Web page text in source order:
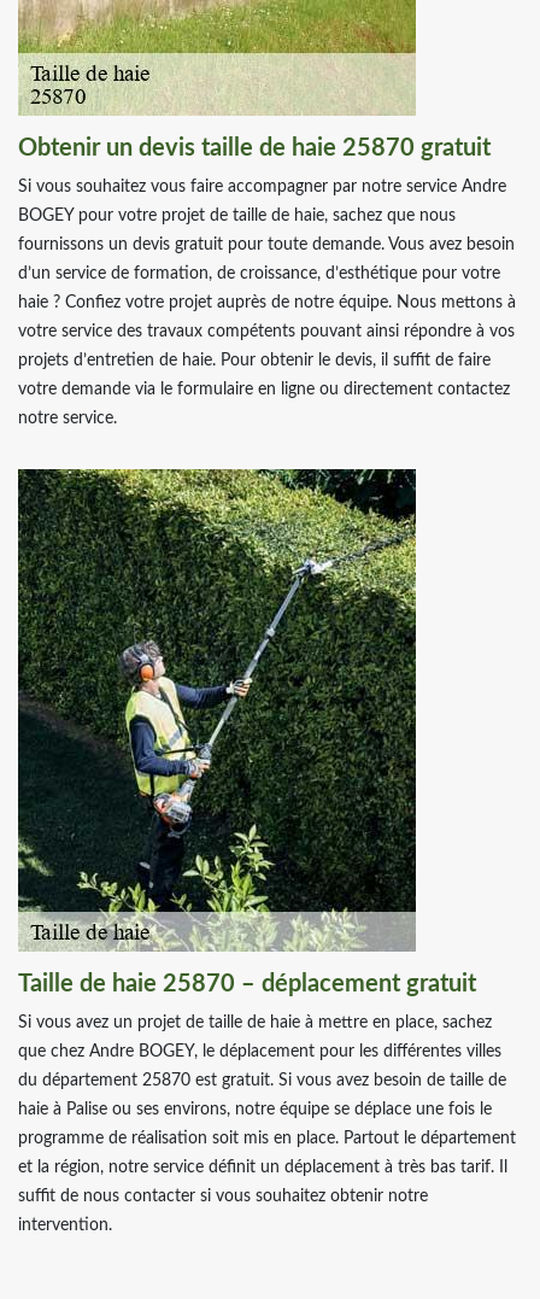
Obtenir un devis taille de haie 25870 gratuit
Si vous souhaitez vous faire accompagner par notre service Andre
BOGEY pour votre projet de taille de haie, sachez que nous
fournissons un devis gratuit pour toute demande. Vous avez besoin
d’un service de formation, de croissance, d’esthétique pour votre
haie ? Confiez votre projet auprès de notre équipe. Nous mettons à
votre service des travaux compétents pouvant ainsi répondre à vos
projets d’entretien de haie. Pour obtenir le devis, il suffit de faire
votre demande via le formulaire en ligne ou directement contactez
notre service.
Taille de haie 25870 – déplacement gratuit
Si vous avez un projet de taille de haie à mettre en place, sachez
que chez Andre BOGEY, le déplacement pour les différentes villes
du département 25870 est gratuit. Si vous avez besoin de taille de
haie à Palise ou ses environs, notre équipe se déplace une fois le
programme de réalisation soit mis en place. Partout le département
et la région, notre service définit un déplacement à très bas tarif. Il
suffit de nous contacter si vous souhaitez obtenir notre
intervention.